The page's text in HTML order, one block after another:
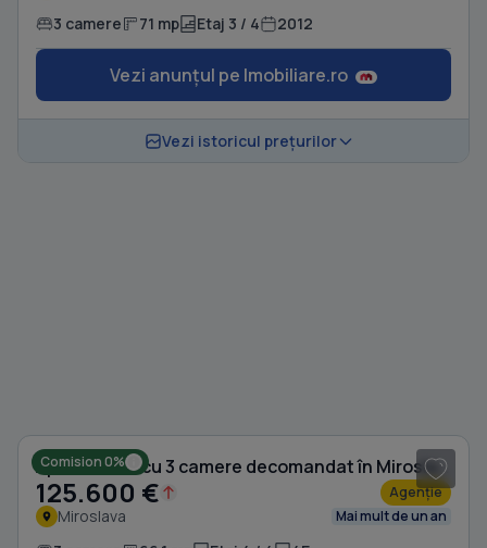
3 camere 71 mp Etaj 3 / 4 2012
Vezi anunțul pe Imobiliare.ro
Vezi istoricul prețurilor
Comision 0% Apartament cu 3 camere decomandat în Miroslava
125.600 € Agenție
Miroslava Mai mult de un an